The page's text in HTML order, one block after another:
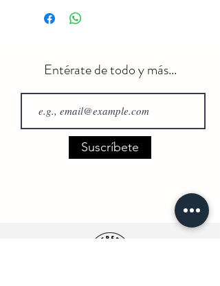
Entérate de todo y más...
Suscríbete